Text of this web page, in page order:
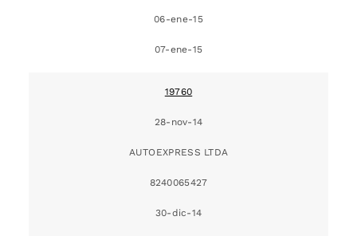
06-ene-15
07-ene-15
19760
28-nov-14
AUTOEXPRESS LTDA
8240065427
30-dic-14